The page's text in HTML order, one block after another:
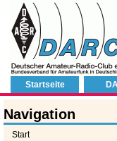
Startseite
Navigation
Start